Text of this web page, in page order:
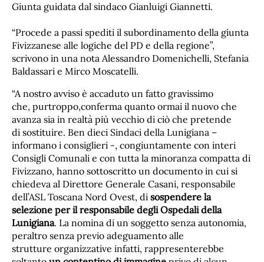
Giunta guidata dal sindaco Gianluigi Giannetti.
“Procede a passi spediti il subordinamento della giunta
Fivizzanese alle logiche del PD e della regione”,
scrivono in una nota Alessandro Domenichelli, Stefania
Baldassari e Mirco Moscatelli.
“A nostro avviso è accaduto un fatto gravissimo
che, purtroppo,conferma quanto ormai il nuovo che
avanza sia in realtà più vecchio di ciò che pretende
di sostituire. Ben dieci Sindaci della Lunigiana –
informano i consiglieri -, congiuntamente con interi
Consigli Comunali e con tutta la minoranza compatta di
Fivizzano, hanno sottoscritto un documento in cui si
chiedeva al Direttore Generale Casani, responsabile
dell’ASL Toscana Nord Ovest, di sospendere la
selezione per il responsabile degli Ospedali della
Lunigiana. La nomina di un soggetto senza autonomia,
peraltro senza previo adeguamento alle
strutture organizzative infatti, rappresenterebbe